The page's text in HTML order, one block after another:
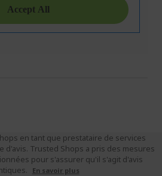
en tant que prestataire de services
d'avis. Trusted Shops a pris des mesures
pour s'assurer qu'il s'agit d'avis
En savoir plus